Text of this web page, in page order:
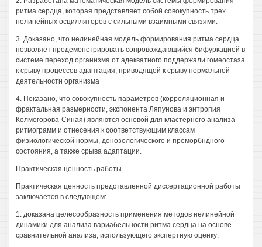
ритма сердца, которая представляет собой совокупность трех
нелинейных осцилляторов с сильными взаимными связями.
3. Доказано, что нелинейная модель формирования ритма сердца
позволяет продемонстрировать сопровождающийся бифуркацией в
системе переход организма от адекватного поддержали гомеостаза
к срыву процессов адаптация, приводящей к срыву нормальной
деятельности организма
4. Показано, что совокупность параметров (корреляционная и
фрактальная размерности, экспонента Ляпунова и энтропия
Колмогорова-Синая) являются основой для кластерного анализа
ритмограмм и отнесения к соответствующим классам
физиологической нормы, донозологического и преморбндного
состояния, а также срыва адаптации.
Практическая ценность работы
Практическая ценность представленной диссертационной работы
заключается в следующем:
1. доказана целесообразность применения методов нелинейной
динамики для анализа вариабельности ритма сердца на основе
сравнительной анализа, использующего экспертную оценку;